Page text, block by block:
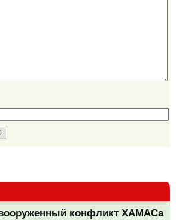
конфликт ХАМАСа